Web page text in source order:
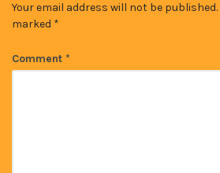
Your email address will not be published.
marked *
Comment *